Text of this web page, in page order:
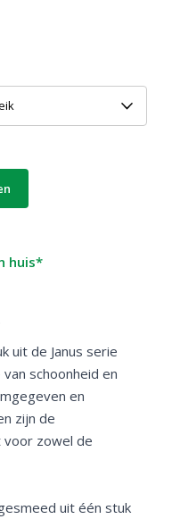
huis*
uit de Janus serie
schoonheid en
en
zijn de
voor zowel de
uit één stuk